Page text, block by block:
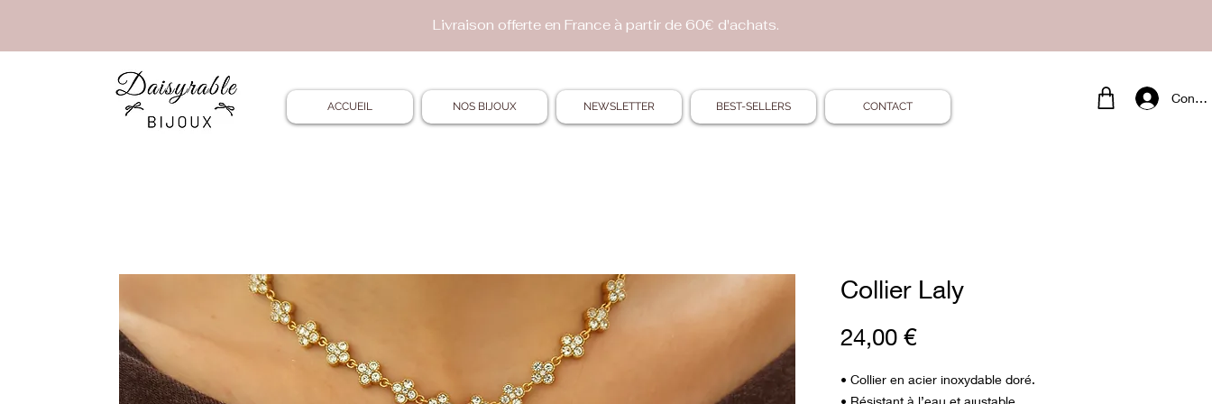
Livraison offerte en France à partir de 60€ d'achats.
ACCUEIL NOS BIJOUX NEWSLETTER BEST-SELLERS CONTACT
Collier Laly
24,00 €Prix
• Collier en acier inoxydable doré.
• Résistant à l’eau et ajustable.